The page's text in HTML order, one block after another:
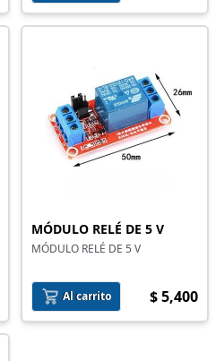
MÓDULO RELÉ DE 5 V
MÓDULO RELÉ DE 5 V
Al carrito $ 5,400